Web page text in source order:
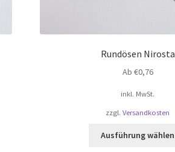
Rundösen Nirosta
Ab €0,76
inkl. MwSt.
zzgl.Versandkosten
Ausführung wählen